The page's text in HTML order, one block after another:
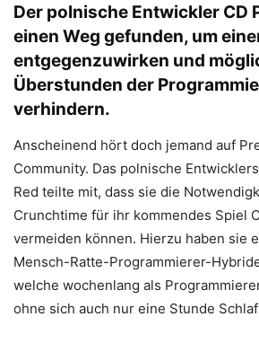
Der polnische Entwickler CD
einen Weg gefunden, um
entgegenzuwirken und
Überstunden der
verhindern.
Anscheinend hört doch jemand auf
Community. Das polnische
Red teilte mit, dass sie die
Crunchtime für ihr kommendes Spiel
vermeiden können. Hierzu haben sie
Mensch-Ratte-Programmierer-
welche wochenlang als
ohne sich auch nur eine Stunde